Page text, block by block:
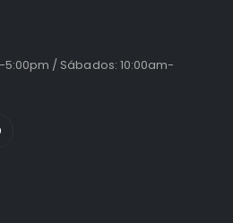
/ Sábados: 10:00am-